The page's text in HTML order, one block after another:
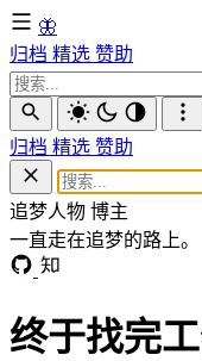
🦋
归档 精选 赞助
归档 精选 赞助
追梦人物 博主
一直走在追梦的路上。
终于找完